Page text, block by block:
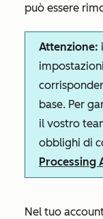
può essere
Attenzione:
base. Per
il vostro
obblighi di
Processing
Nel tuo